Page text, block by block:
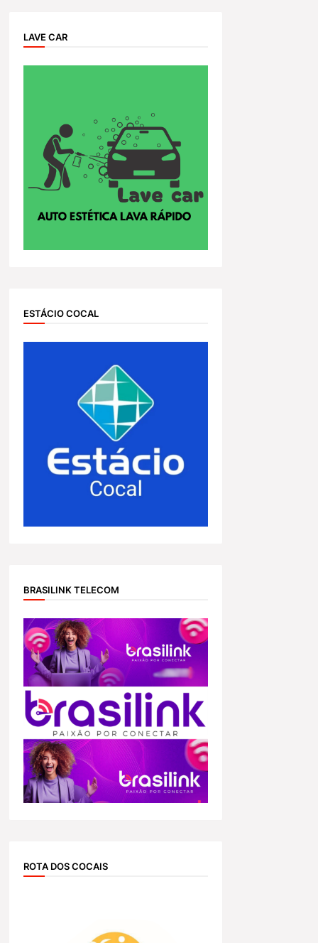
LAVE CAR
ESTÁCIO COCAL
BRASILINK TELECOM
ROTA DOS COCAIS